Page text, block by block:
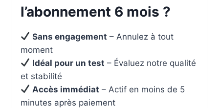
l’abonnement 6 mois ?
Sans engagement – Annulez à tout
moment
Idéal pour un test – Évaluez notre qualité
et stabilité
Accès immédiat – Actif en moins de 5
minutes après paiement